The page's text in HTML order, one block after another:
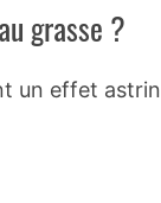
grasse ?
un effet